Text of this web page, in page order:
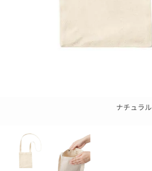
ナチュラル